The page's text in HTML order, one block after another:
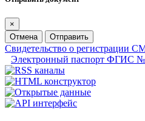
×
Отмена
Отправить
Свидетельство о регистрации
Электронный паспорт ФГИС